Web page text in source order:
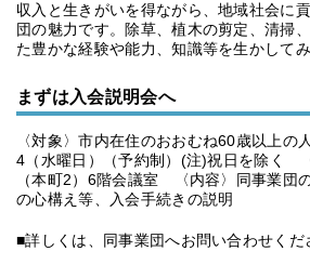
収入と生きがいを得ながら、地域社会に
団の魅力です。除草、植木の剪定、清掃
た豊かな経験や能力、知識等を生かしてみ
まずは入会説明会へ
〈対象〉市内在住のおおむね60歳以上
4（水曜日）（予約制）(注)祝日を除く
（本町2）6階会議室 〈内容〉同事業団
の心構え等、入会手続きの説明
■詳しくは、同事業団へお問い合わせくだ